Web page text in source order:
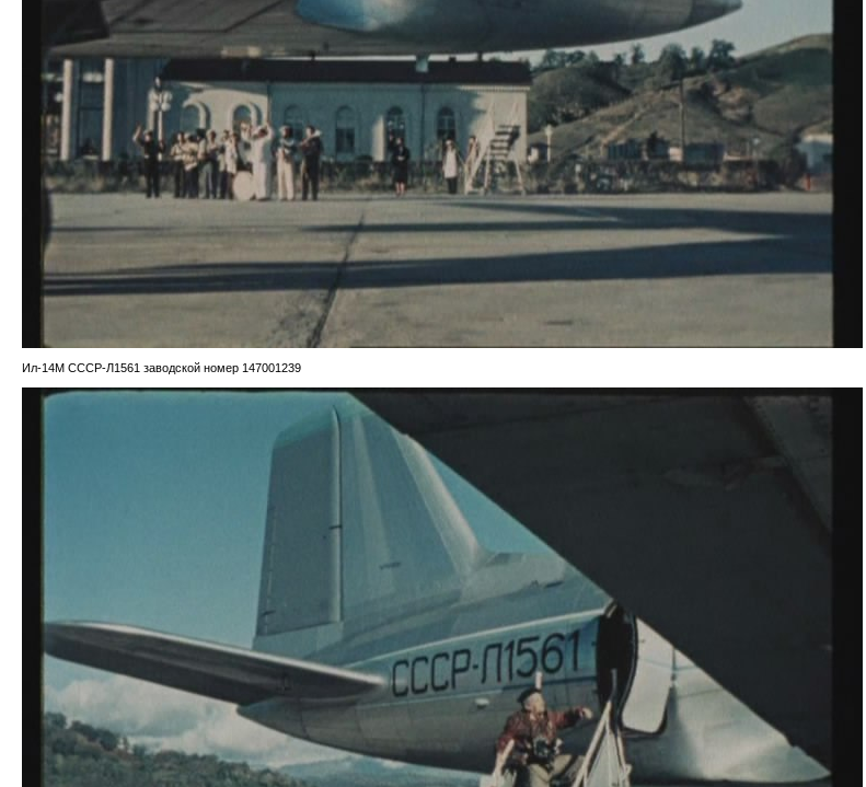
Ил-14М СССР-Л1561 заводской номер 147001239